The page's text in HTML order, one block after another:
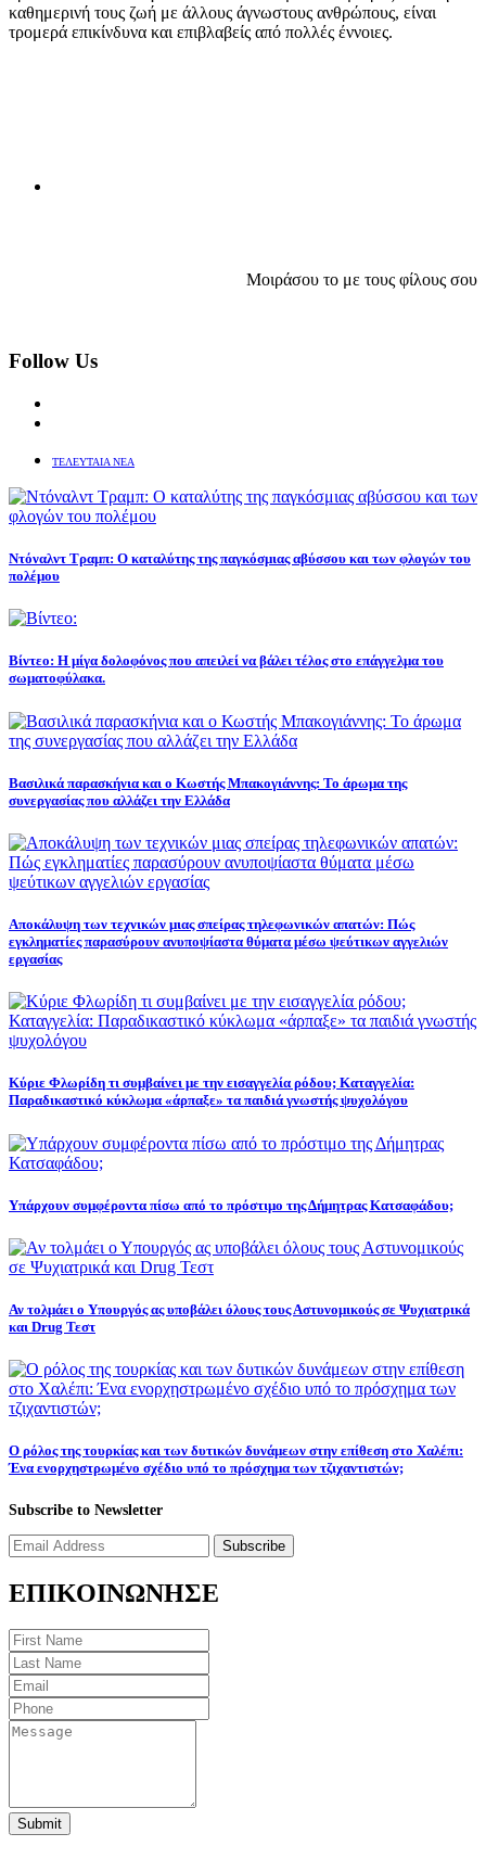
καθημερινή τους ζωή με άλλους άγνωστους ανθρώπους, είναι
τρομερά επικίνδυνα και επιβλαβείς από πολλές έννοιες.
Μοιράσου το με τους φίλους σου
Follow Us
ΤΕΛΕΥΤΑΙΑ ΝΕΑ
Ντόναλντ Τραμπ: Ο καταλύτης της παγκόσμιας αβύσσου και των φλογών του
πολέμου
Βίντεο: Η μίγα δολοφόνος που απειλεί να βάλει τέλος στο επάγγελμα του
σωματοφύλακα.
Βασιλικά παρασκήνια και ο Κωστής Μπακογιάννης: Το άρωμα της
συνεργασίας που αλλάζει την Ελλάδα
Αποκάλυψη των τεχνικών μιας σπείρας τηλεφωνικών απατών: Πώς
εγκληματίες παρασύρουν ανυποψίαστα θύματα μέσω ψεύτικων αγγελιών
εργασίας
Κύριε Φλωρίδη τι συμβαίνει με την εισαγγελία ρόδου; Καταγγελία:
Παραδικαστικό κύκλωμα «άρπαξε» τα παιδιά γνωστής ψυχολόγου
Υπάρχουν συμφέροντα πίσω από το πρόστιμο της Δήμητρας Κατσαφάδου;
Αν τολμάει ο Υπουργός ας υποβάλει όλους τους Αστυνομικούς σε Ψυχιατρικά
και Drug Τεστ
Ο ρόλος της τουρκίας και των δυτικών δυνάμεων στην επίθεση στο Χαλέπι:
Ένα ενορχηστρωμένο σχέδιο υπό το πρόσχημα των τζιχαντιστών;
Subscribe to Newsletter
Subscribe
ΕΠΙΚΟΙΝΩΝΗΣΕ
Submit